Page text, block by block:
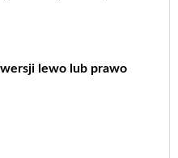
lewo lub prawo